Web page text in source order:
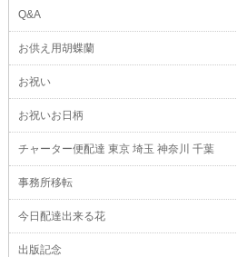
Q&A
お供え用胡蝶蘭
お祝い
お祝いお日柄
チャーター便配達 東京 埼玉 神奈川 千葉
事務所移転
今日配達出来る花
出版記念